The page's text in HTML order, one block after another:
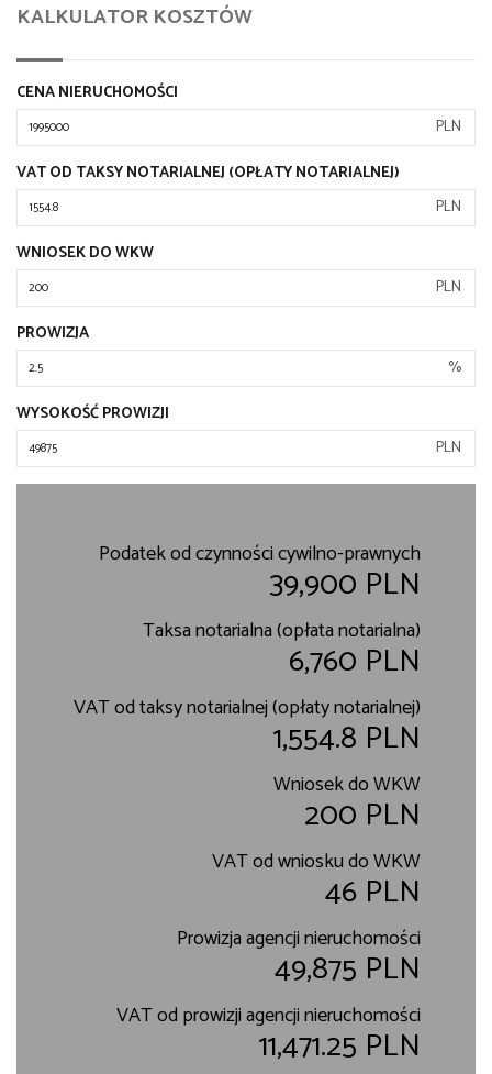
KALKULATOR KOSZTÓW
CENA NIERUCHOMOŚCI
PLN
VAT OD TAKSY NOTARIALNEJ (OPŁATY NOTARIALNEJ)
PLN
WNIOSEK DO WKW
PLN
PROWIZJA
%
WYSOKOŚĆ PROWIZJI
PLN
Podatek od czynności cywilno-prawnych
39,900 PLN
Taksa notarialna (opłata notarialna)
6,760 PLN
VAT od taksy notarialnej (opłaty notarialnej)
1,554.8 PLN
Wniosek do WKW
200 PLN
VAT od wniosku do WKW
46 PLN
Prowizja agencji nieruchomości
49,875 PLN
VAT od prowizji agencji nieruchomości
11,471.25 PLN